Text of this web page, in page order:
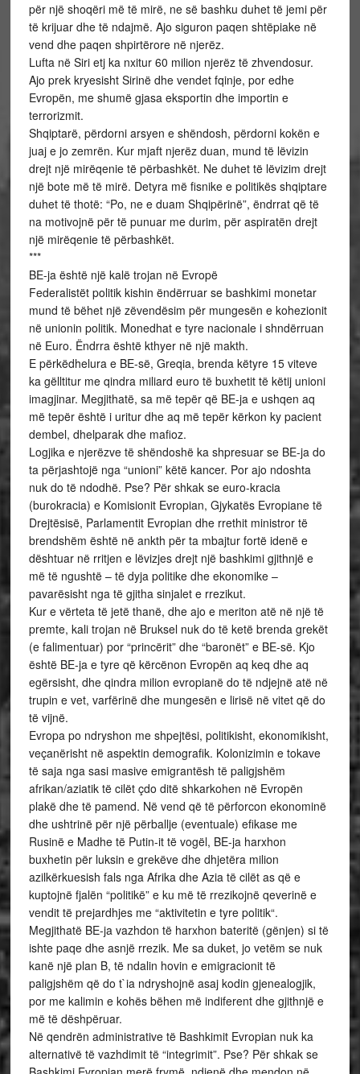
për një shoqëri më të mirë, ne së bashku duhet të jemi për
të krijuar dhe të ndajmë. Ajo siguron paqen shtëpiake në
vend dhe paqen shpirtërore në njerëz.
Lufta në Siri etj ka nxitur 60 milion njerëz të zhvendosur.
Ajo prek kryesisht Sirinë dhe vendet fqinje, por edhe
Evropën, me shumë gjasa eksportin dhe importin e
terrorizmit.
Shqiptarë, përdorni arsyen e shëndosh, përdorni kokën e
juaj e jo zemrën. Kur mjaft njerëz duan, mund të lëvizin
drejt një mirëqenie të përbashkët. Ne duhet të lëvizim drejt
një bote më të mirë. Detyra më fisnike e politikës shqiptare
duhet të thotë: “Po, ne e duam Shqipërinë”, ëndrrat që të
na motivojnë për të punuar me durim, për aspiratën drejt
një mirëqenie të përbashkët.
***
BE-ja është një kalë trojan në Evropë
Federalistët politik kishin ëndërruar se bashkimi monetar
mund të bëhet një zëvendësim për mungesën e kohezionit
në unionin politik. Monedhat e tyre nacionale i shndërruan
në Euro. Ëndrra është kthyer në një makth.
E përkëdhelura e BE-së, Greqia, brenda këtyre 15 viteve
ka gëlltitur me qindra miliard euro të buxhetit të këtij unioni
imagjinar. Megjithatë, sa më tepër që BE-ja e ushqen aq
më tepër është i uritur dhe aq më tepër kërkon ky pacient
dembel, dhelparak dhe mafioz.
Logjika e njerëzve të shëndoshë ka shpresuar se BE-ja do
ta përjashtojë nga “unioni” këtë kancer. Por ajo ndoshta
nuk do të ndodhë. Pse? Për shkak se euro-kracia
(burokracia) e Komisionit Evropian, Gjykatës Evropiane të
Drejtësisë, Parlamentit Evropian dhe rrethit ministror të
brendshëm është në ankth për ta mbajtur fortë idenë e
dështuar në rritjen e lëvizjes drejt një bashkimi gjithnjë e
më të ngushtë – të dyja politike dhe ekonomike –
pavarësisht nga të gjitha sinjalet e rrezikut.
Kur e vërteta të jetë thanë, dhe ajo e meriton atë në një të
premte, kali trojan në Bruksel nuk do të ketë brenda grekët
(e falimentuar) por “princërit” dhe “baronët” e BE-së. Kjo
është BE-ja e tyre që kërcënon Evropën aq keq dhe aq
egërsisht, dhe qindra milion evropianë do të ndjejnë atë në
trupin e vet, varfërinë dhe mungesën e lirisë në vitet që do
të vijnë.
Evropa po ndryshon me shpejtësi, politikisht, ekonomikisht,
veçanërisht në aspektin demografik. Kolonizimin e tokave
të saja nga sasi masive emigrantësh të paligjshëm
afrikan/aziatik të cilët çdo ditë shkarkohen në Evropën
plakë dhe të pamend. Në vend që të përforcon ekonominë
dhe ushtrinë për një përballje (eventuale) efikase me
Rusinë e Madhe të Putin-it të vogël, BE-ja harxhon
buxhetin për luksin e grekëve dhe dhjetëra milion
azilkërkuesish fals nga Afrika dhe Azia të cilët as që e
kuptojnë fjalën “politikë” e ku më të rrezikojnë qeverinë e
vendit të prejardhjes me “aktivitetin e tyre politik“.
Megjithatë BE-ja vazhdon të harxhon bateritë (gënjen) si të
ishte paqe dhe asnjë rrezik. Me sa duket, jo vetëm se nuk
kanë një plan B, të ndalin hovin e emigracionit të
paligjshëm që do t`ia ndryshojnë asaj kodin gjenealogjik,
por me kalimin e kohës bëhen më indiferent dhe gjithnjë e
më të dëshpëruar.
Në qendrën administrative të Bashkimit Evropian nuk ka
alternativë të vazhdimit të “integrimit”. Pse? Për shkak se